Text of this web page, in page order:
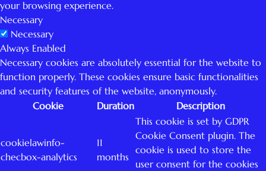
your browsing experience.
Necessary
Necessary
Always Enabled
Necessary cookies are absolutely essential for the website to
function properly. These cookies ensure basic functionalities
and security features of the website, anonymously.
Cookie
Duration Description
cookielawinfo-
checbox-analytics
11
months
This cookie is set by GDPR
Cookie Consent plugin. The
cookie is used to store the
user consent for the cookies